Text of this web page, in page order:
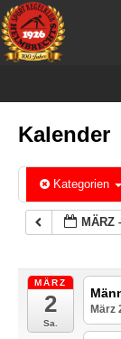
Kalender
Kategorien
MÄRZ
MÄRZ
2
Sa.
März